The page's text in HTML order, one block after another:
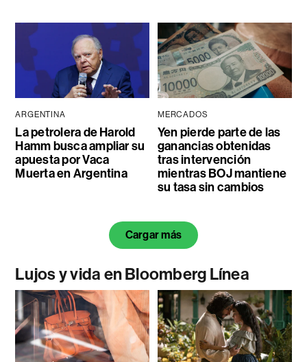
ARGENTINA
La petrolera de Harold
Hamm busca ampliar su
apuesta por Vaca
Muerta en Argentina
MERCADOS
Yen pierde parte de las
ganancias obtenidas
tras intervención
mientras BOJ mantiene
su tasa sin cambios
Cargar más
Lujos y vida en Bloomberg Línea